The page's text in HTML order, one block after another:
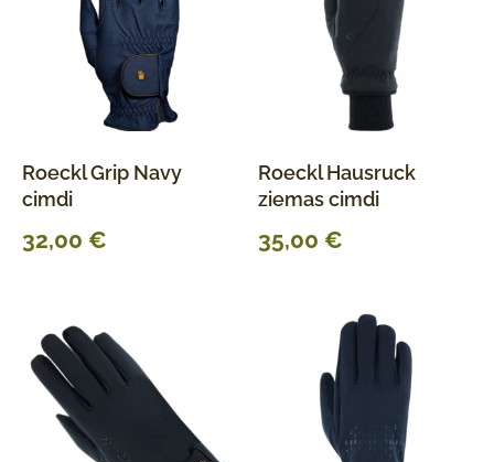
Roeckl Grip Navy
cimdi
32,00 €
Roeckl Hausruck
ziemas cimdi
35,00 €